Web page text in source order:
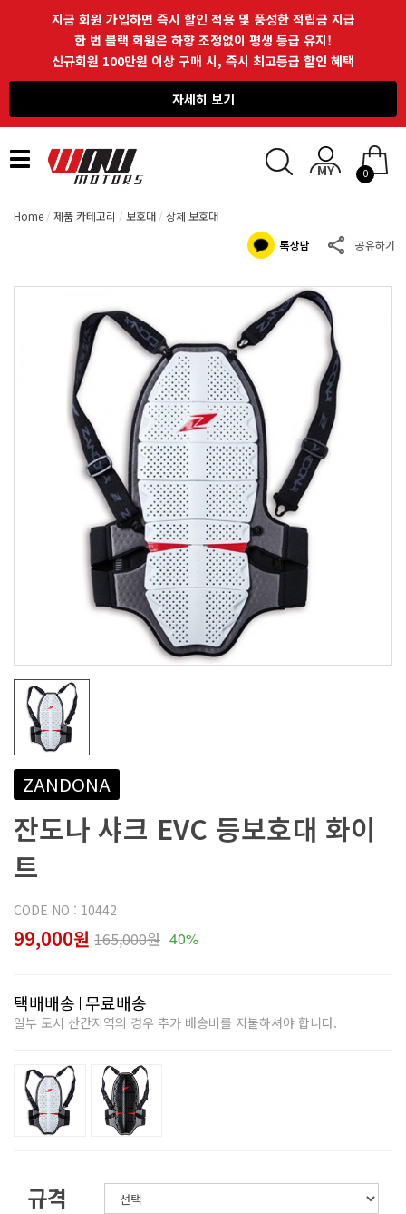
지금 회원 가입하면 즉시 할인 적용 및 풍성한 적립금 지급
한 번 블랙 회원은 하향 조정없이 평생 등급 유지!
신규회원 100만원 이상 구매 시, 즉시 최고등급 할인 혜택
자세히 보기
Toggle
navigation
0
Home 제품 카테고리 보호대 상체 보호대
ZANDONA
잔도나 샤크 EVC 등보호대 화이
트
CODE NO : 10442
99,000원 165,000원 40%
택배배송 무료배송
일부 도서 산간지역의 경우 추가 배송비를 지불하셔야 합니다.
규격